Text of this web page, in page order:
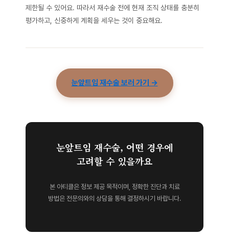
제한될 수 있어요. 따라서 재수술 전에 현재 조직 상태를 충분히
평가하고, 신중하게 계획을 세우는 것이 중요해요.
눈앞트임 재수술 보러 가기 →
눈앞트임 재수술, 어떤 경우에
고려할 수 있을까요
본 아티클은 정보 제공 목적이며, 정확한 진단과 치료
방법은 전문의와의 상담을 통해 결정하시기 바랍니다.